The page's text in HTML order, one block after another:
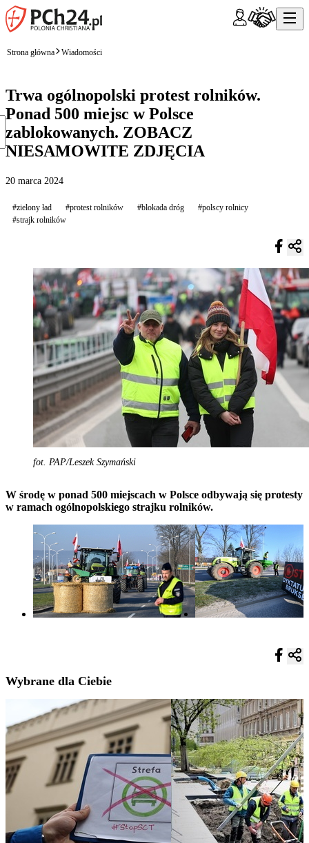
Strona główna Wiadomości
Trwa ogólnopolski protest rolników.
Ponad 500 miejsc w Polsce
zablokowanych. ZOBACZ
NIESAMOWITE ZDJĘCIA
20 marca 2024
#zielony ład #protest rolników #blokada dróg
#polscy rolnicy
#strajk rolników
fot. PAP/Leszek Szymański
W środę w ponad 500 miejscach w Polsce odbywają się protesty
w ramach ogólnopolskiego strajku rolników.
Wybrane dla Ciebie